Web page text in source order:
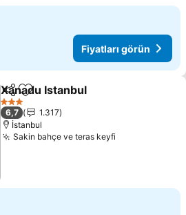
Fiyatları görün
PaylaşFavorilerime ekle
Xanadu Istanbul
3 Yıldız
6,7
1.317
İstanbul
Sakin bahçe ve teras keyfi